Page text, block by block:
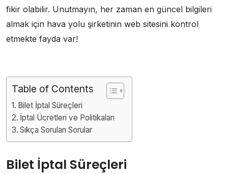
fikir olabilir. Unutmayın, her zaman en güncel bilgileri
almak için hava yolu şirketinin web sitesini kontrol
etmekte fayda var!
Table of Contents
Bilet İptal Süreçleri
İptal Ücretleri ve Politikaları
Sıkça Sorulan Sorular
Bilet İptal Süreçleri